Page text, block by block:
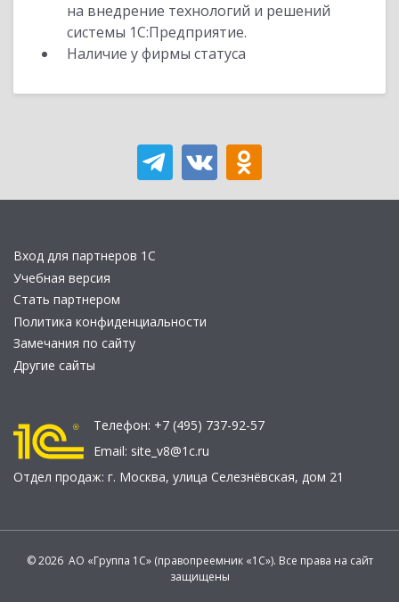
на внедрение технологий и решений
системы 1С:Предприятие.
Наличие у фирмы статуса
Вход для партнеров 1С
Учебная версия
Стать партнером
Политика конфиденциальности
Замечания по сайту
Другие сайты
Телефон: +7 (495) 737-92-57
Email: site_v8@1c.ru
Отдел продаж: г. Москва, улица Селезнёвская, дом 21
© 2026 АО «Группа 1С» (правопреемник «1С»). Все права на сайт
защищены